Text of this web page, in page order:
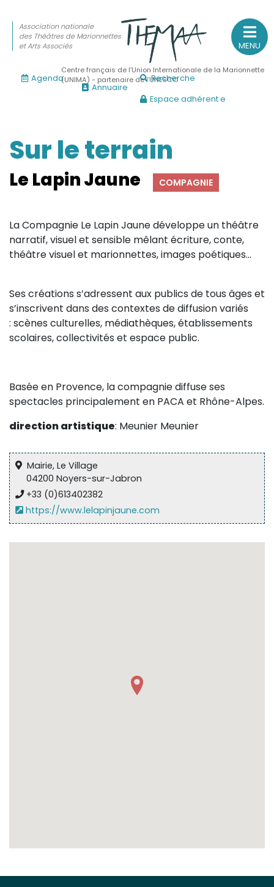
Sur le feu
(Actualités, annonces, vie professionnelle)
(Agenda, spectacles, événements des adhérents)
Sur le fond
Sur le terrain
(Portraits, actions, collaborations)
Sur l’étagère
(Documents, études, publications)
MENU
Association nationale
des Théâtres de Marionnettes
et Arts Associés
Centre français de l’Union Internationale de la Marionnette
(UNIMA) - partenaire de l’UNESCO
Agenda
Annuaire
Recherche
Espace adhérent·e
Sur le terrain
Le Lapin Jaune COMPAGNIE
La Compagnie Le Lapin Jaune développeun théâtre
narratif, visuel et sensible mêlant écriture, conte,
théâtre visuel et marionnettes, images poétiques...
Ses créations s’adressent aux publics de tous âges et
s’inscrivent dans des contextes de diffusion variés
: scènes culturelles, médiathèques, établissements
scolaires, collectivités et espace public.
Basée en Provence, la compagnie diffuse ses
spectacles principalement en PACA et Rhône-Alpes.
direction artistique: Meunier Meunier
Mairie, Le Village
04200 Noyers-sur-Jabron
+33 (0)613402382
https://www.lelapinjaune.com